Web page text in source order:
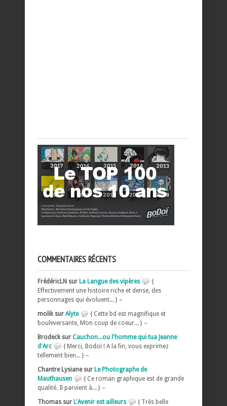
COMMENTAIRES RÉCENTS
FrédéricLN sur La Langue des vipères
{
Effectivement une histoire riche et dense, des
personnages qui évoluent... } –
molik sur Alyte
{ Cette bd est magnifique et
bouleversante, Mon coup de coeur... } –
Brodeck sur Cauchon...ou l'homme qui tua Jeanne
d'Arc
{ Merci, Bodoï ! A la fin, vous exprimez
tellement bien... } –
Chantre Lysiane sur Le Photographe de
Mauthausen
{ Ce roman graphique est de grande
qualité. Il parvient à... } –
Thomas sur L'Avenir est ailleurs
{ Très belle